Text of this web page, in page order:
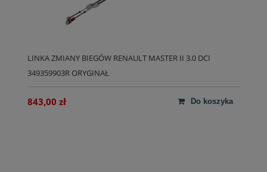
LINKA ZMIANY BIEGÓW RENAULT MASTER II 3.0 DCI
349359903R ORYGINAŁ
843,00 zł do koszyka